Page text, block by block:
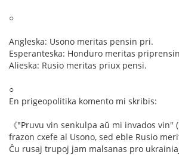
○
Angleska: Usono meritas pensin pri.
Esperanteska: Honduro meritas
Alieska: Rusio meritas priux pensi.
○
En prigeopolitika komento mi skribis:
《"Pruvu vin senkulpa aŭ mi invados vin"
frazon cxefe al Usono, sed eble Rusio
Ĉu rusaj trupoj jam malsanas pro